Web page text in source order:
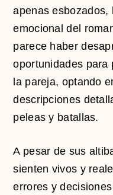
apenas esbozados,
emocional del
parece haber
oportunidades para
la pareja, optando
descripciones
peleas y batallas.
A pesar de sus
sienten vivos y
errores y